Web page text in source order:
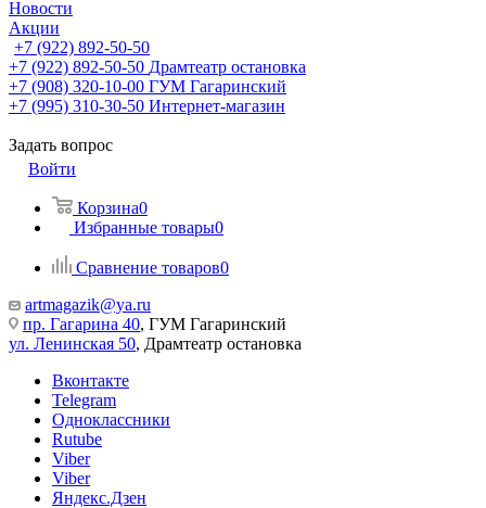
Новости
Акции
+7 (922) 892-50-50
+7 (922) 892-50-50 Драмтеатр остановка
+7 (908) 320-10-00 ГУМ Гагаринский
+7 (995) 310-30-50 Интернет-магазин
Задать вопрос
Войти
Корзина0
Избранные товары0
Сравнение товаров0
artmagazik@ya.ru
пр. Гагарина 40, ГУМ Гагаринский
ул. Ленинская 50, Драмтеатр остановка
Вконтакте
Telegram
Одноклассники
Rutube
Viber
Viber
Яндекс.Дзен